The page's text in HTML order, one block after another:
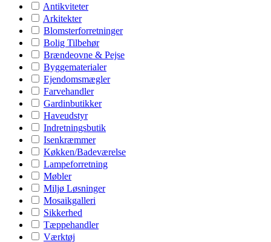
Antikviteter
Arkitekter
Blomsterforretninger
Bolig Tilbehør
Brændeovne & Pejse
Byggematerialer
Ejendomsmægler
Farvehandler
Gardinbutikker
Haveudstyr
Indretningsbutik
Isenkræmmer
Køkken/Badeværelse
Lampeforretning
Møbler
Miljø Løsninger
Mosaikgalleri
Sikkerhed
Tæppehandler
Værktøj